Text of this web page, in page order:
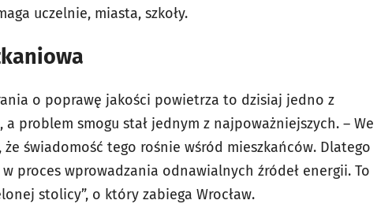
uczelnie, miasta, szkoły.
o poprawę jakości powietrza to dzisiaj jedno z
problem smogu stał jednym z najpoważniejszych. – We
świadomość tego rośnie wśród mieszkańców. Dlatego
proces wprowadzania odnawialnych źródeł energii. To
stolicy”, o który zabiega Wrocław.